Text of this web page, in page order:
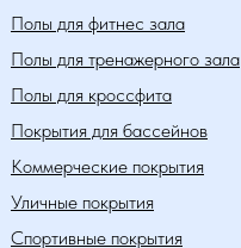
Полы для фитнес зала
Полы для тренажерного зала
Полы для кроссфита
Покрытия для бассейнов
Коммерческие покрытия
Уличные покрытия
Спортивные покрытия